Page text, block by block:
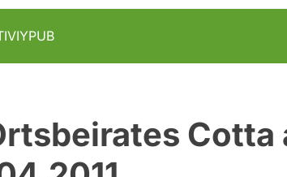
Cotta